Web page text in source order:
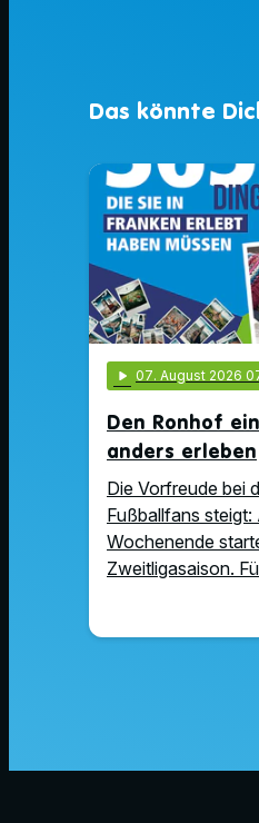
Das könnte
play_arrow 07. August 2026
Den Ronhof
anders erleben
Die Vorfreude bei
Fußballfans steigt:
Wochenende
Zweitligasaison.